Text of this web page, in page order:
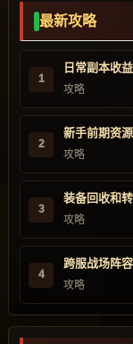
最新攻略
1
日常副本收
攻略
2
新手前期资
攻略
3
装备回收和
攻略
4
跨服战场阵
攻略